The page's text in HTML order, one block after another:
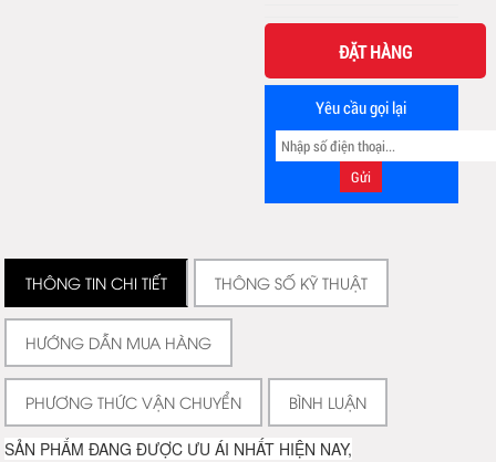
ĐẶT HÀNG
Yêu cầu gọi lại
THÔNG TIN CHI TIẾT THÔNG SỐ KỸ THUẬT
HƯỚNG DẪN MUA HÀNG
PHƯƠNG THỨC VẬN CHUYỂN BÌNH LUẬN
SẢN PHẨM ĐANG ĐƯỢC ƯU ÁI NHẤT HIỆN NAY,